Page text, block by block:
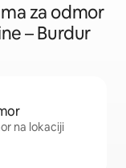
za odmor
– Burdur
na lokaciji